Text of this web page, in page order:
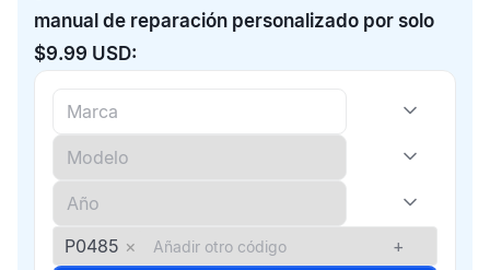
manual de reparación personalizado por solo
$9.99 USD:
P0485 × +